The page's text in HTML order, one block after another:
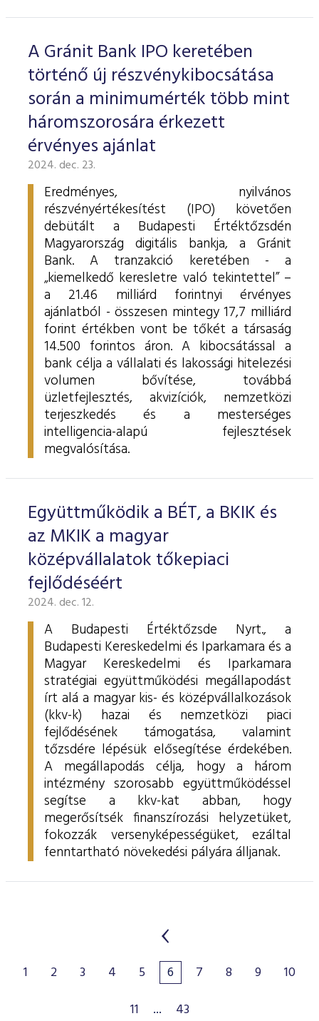
A Gránit Bank IPO keretében
történő új részvénykibocsátása
során a minimumérték több mint
háromszorosára érkezett
érvényes ajánlat
2024. dec. 23.
Eredményes, nyilvános
részvényértékesítést (IPO) követően
debütált a Budapesti Értéktőzsdén
Magyarország digitális bankja, a Gránit
Bank. A tranzakció keretében - a
„kiemelkedő keresletre való tekintettel” –
a 21.46 milliárd forintnyi érvényes
ajánlatból - összesen mintegy 17,7 milliárd
forint értékben vont be tőkét a társaság
14.500 forintos áron. A kibocsátással a
bank célja a vállalati és lakossági hitelezési
volumen bővítése, továbbá
üzletfejlesztés, akvizíciók, nemzetközi
terjeszkedés és a mesterséges
intelligencia-alapú fejlesztések
megvalósítása.
Együttműködik a BÉT, a BKIK és
az MKIK a magyar
középvállalatok tőkepiaci
fejlődéséért
2024. dec. 12.
A Budapesti Értéktőzsde Nyrt., a
Budapesti Kereskedelmi és Iparkamara és a
Magyar Kereskedelmi és Iparkamara
stratégiai együttműködési megállapodást
írt alá a magyar kis- és középvállalkozások
(kkv-k) hazai és nemzetközi piaci
fejlődésének támogatása, valamint
tőzsdére lépésük elősegítése érdekében.
A megállapodás célja, hogy a három
intézmény szorosabb együttműködéssel
segítse a kkv-kat abban, hogy
megerősítsék finanszírozási helyzetüket,
fokozzák versenyképességüket, ezáltal
fenntartható növekedési pályára álljanak.
1 2 3 4 5 6 7 8 9
10
11
... 43